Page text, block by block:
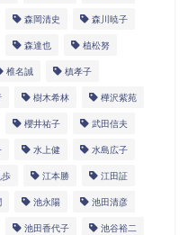
森岡清史 森川暁子
森達也 植松努
椎名誠 槙孝子
樹木希林 樺沢紫苑
櫻井祐子 武田信夫
水上健 水島広子
歩 江本勝 江田証
池永陽 池田清彦
池田香代子 池谷裕二